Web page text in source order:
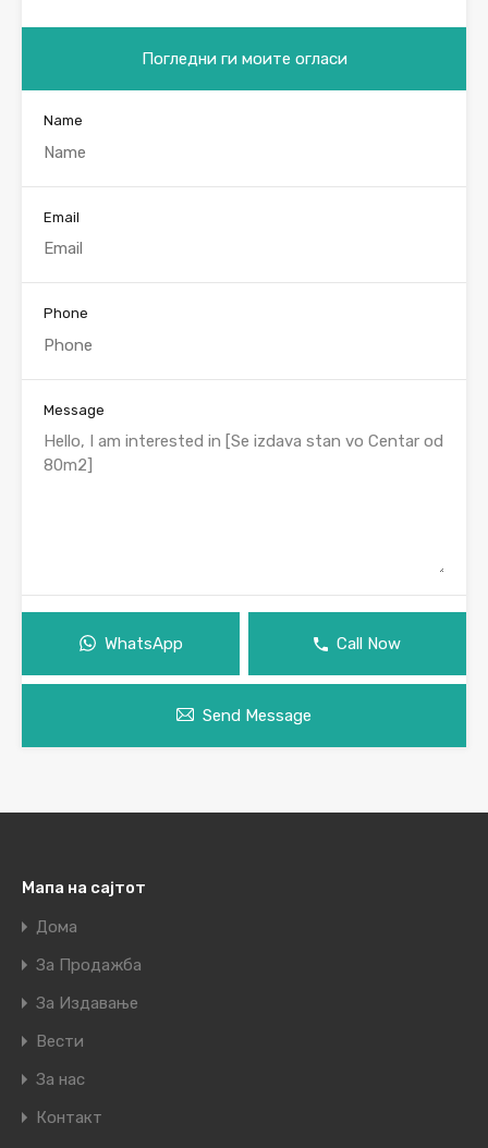
Погледни ги моите огласи
Name
Email
Phone
Message
WhatsApp Call Now
Send Message
Мапа на сајтот
Дома
За Продажба
За Издавање
Вести
За нас
Контакт